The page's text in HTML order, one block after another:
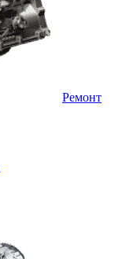
Ремонт